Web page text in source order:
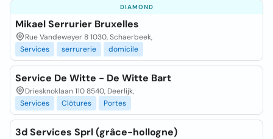
DIAMOND
Mikael Serrurier Bruxelles
Rue Vandeweyer 8 1030, Schaerbeek,
Services
serrurerie domicile
Service De Witte - De Witte Bart
Driesknoklaan 110 8540, Deerlijk,
Services
Clôtures Portes
3d Services Sprl (grâce-hollogne)